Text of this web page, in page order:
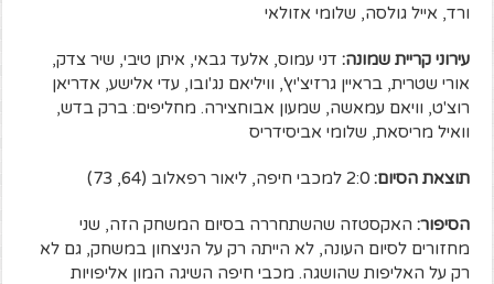
ורד, אייל גולסה, שלומי אזולאי
עירוני קריית שמונה: דני עמוס, אלעד גבאי, איתן טיבי, שיר צדק,
אורי שטרית, בראיין גרזיצ'יץ', וויליאם נג'ובו, עדי אלישע, אדריאן
רוצ'ט, וויאם עמאשה, שמעון אבוחצירה. מחליפים: ברק בדש,
וואיל מריסאת, שלומי אביסידריס
תוצאת הסיום:2:0 למכבי חיפה, ליאור רפאלוב (64, 73)
הסיפור: האקסטזה שהשתחררה בסיום המשחק הזה, שני
מחזורים לסיום העונה, לא הייתה רק על הניצחון במשחק, גם לא
רק על האליפות שהושגה. מכבי חיפה השיגה המון אליפויות